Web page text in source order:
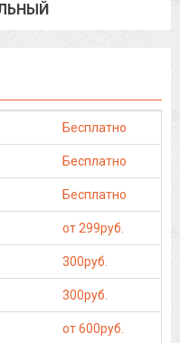
Бесплатно
Бесплатно
Бесплатно
от 299руб.
300руб.
300руб.
от 600руб.